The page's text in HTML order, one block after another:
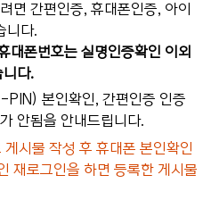
면 간편인증, 휴대폰인증, 아이
니다.
대폰번호는 실명인증확인 이외
니다.
PIN) 본인확인, 간편인증 인증
안됨을 안내드립니다.
시물 작성 후 휴대폰 본인확인
재로그인을 하면 등록한 게시물